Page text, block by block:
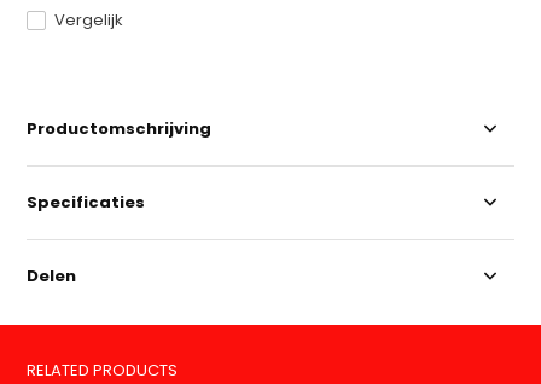
Vergelijk
Productomschrijving
Specificaties
Delen
RELATED PRODUCTS